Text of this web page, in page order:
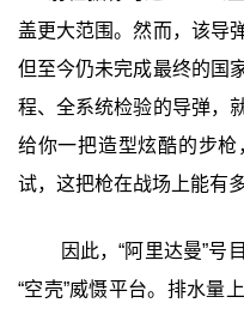
盖更大范围。然而，该导
但至今仍未完成最终的国
程、全系统检验的导弹，
给你一把造型炫酷的步
试，这把枪在战场上能有
因此，“阿里达曼”号
“空壳”威慑平台。排水量